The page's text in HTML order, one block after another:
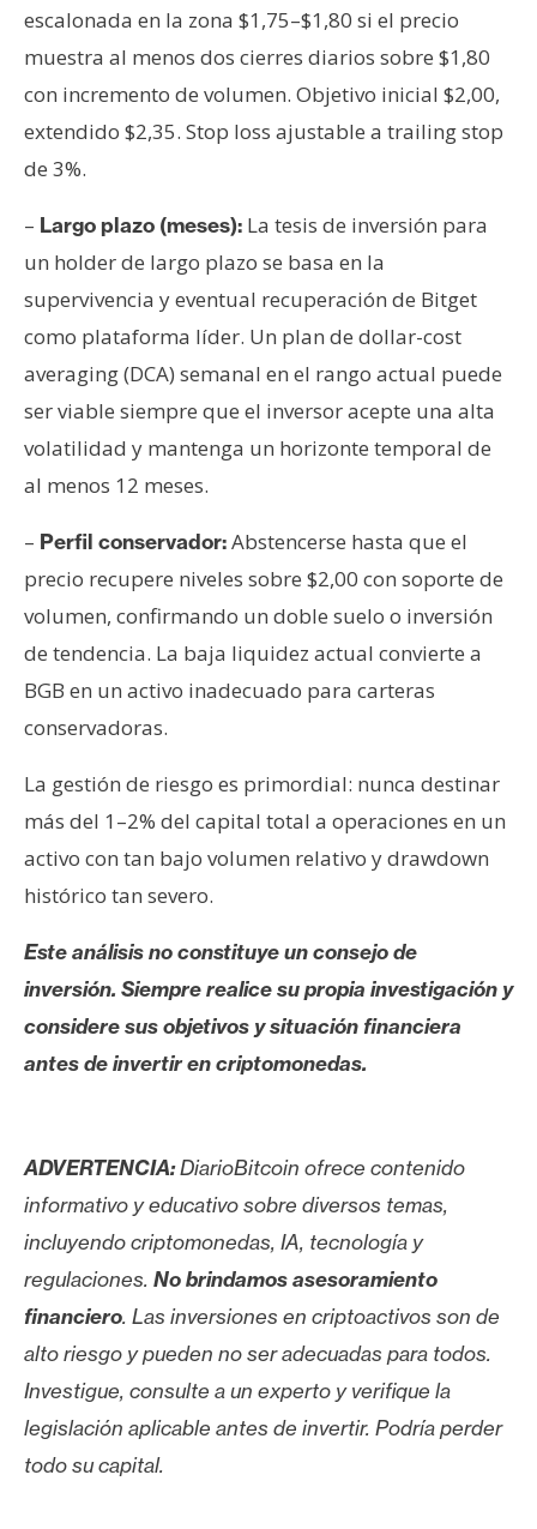
escalonada en la zona $1,75–$1,80 si el precio
muestra al menos dos cierres diarios sobre $1,80
con incremento de volumen. Objetivo inicial $2,00,
extendido $2,35. Stop loss ajustable a trailing stop
de 3%.
– Largo plazo (meses): La tesis de inversión para
un holder de largo plazo se basa en la
supervivencia y eventual recuperación de Bitget
como plataforma líder. Un plan de dollar-cost
averaging (DCA) semanal en el rango actual puede
ser viable siempre que el inversor acepte una alta
volatilidad y mantenga un horizonte temporal de
al menos 12 meses.
– Perfil conservador:Abstencerse hasta que el
precio recupere niveles sobre $2,00 con soporte de
volumen, confirmando un doble suelo o inversión
de tendencia. La baja liquidez actual convierte a
BGB en un activo inadecuado para carteras
conservadoras.
La gestión de riesgo es primordial: nunca destinar
más del 1–2% del capital total a operaciones en un
activo con tan bajo volumen relativo y drawdown
histórico tan severo.
Este análisis no constituye un consejo de
inversión. Siempre realice su propia investigación y
considere sus objetivos y situación financiera
antes de invertir en criptomonedas.
ADVERTENCIA:DiarioBitcoin ofrece contenido
informativo y educativo sobre diversos temas,
incluyendo criptomonedas, IA, tecnología y
regulaciones. No brindamos asesoramiento
financiero. Las inversiones en criptoactivos son de
alto riesgo y pueden no ser adecuadas para todos.
Investigue, consulte a un experto y verifique la
legislación aplicable antes de invertir. Podría perder
todo su capital.